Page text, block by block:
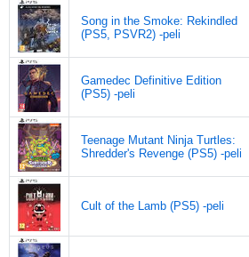
Song in the Smoke: Rekindled
(PS5, PSVR2) -peli
Gamedec Definitive Edition
(PS5) -peli
Teenage Mutant Ninja Turtles:
Shredder's Revenge (PS5) -peli
Cult of the Lamb (PS5) -peli